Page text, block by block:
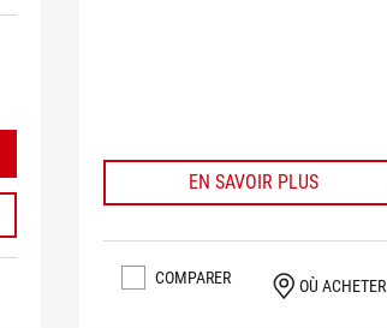
EN SAVOIR PLUS
COMPARER OÙ ACHETER